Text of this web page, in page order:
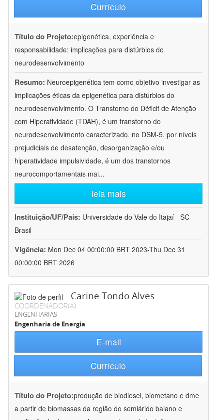
Currículo
Título do Projeto:epigenética, experiência e
responsabilidade: implicações para distúrbios do
neurodesenvolvimento
Resumo: Neuroepigenética tem como objetivo investigar as
implicações éticas da epigenética para distúrbios do
neurodesenvolvimento. O Transtorno do Déficit de Atenção
com Hiperatividade (TDAH), é um transtorno do
neurodesenvolvimento caracterizado, no DSM-5, por níveis
prejudiciais de desatenção, desorganização e/ou
hiperatividade impulsividade, é um dos transtornos
neurocomportamentais mai...
leia mais
Instituição/UF/País: Universidade do Vale do Itajaí - SC -
Brasil
Vigência: Mon Dec 04 00:00:00 BRT 2023-Thu Dec 31
00:00:00 BRT 2026
Carine Tondo Alves
COORDENADOR(A)
ENGENHARIAS
Engenharia de Energia
E-mail
Currículo
Título do Projeto:produção de biodiesel, biometano e dme
a partir de biomassas da região do semiárido baiano e